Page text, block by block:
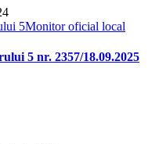
5Monitor oficial local
5 nr. 2357/18.09.2025